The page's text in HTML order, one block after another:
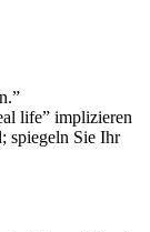
life” implizieren
spiegeln Sie Ihr